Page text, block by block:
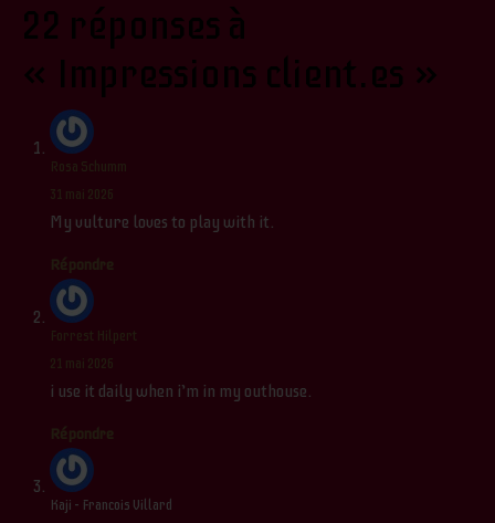
22 réponses à
« Impressions client.es »
Rosa Schumm
31 mai 2026
My vulture loves to play with it.
Répondre
Forrest Hilpert
21 mai 2026
i use it daily when i’m in my outhouse.
Répondre
Kaji – Francois Villard